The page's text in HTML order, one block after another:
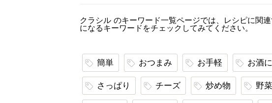
クラシル のキーワード一覧ページでは、レシピに関
になるキーワードをチェックしてみてください。
簡単 おつまみ お手軽 お酒
さっぱり チーズ 炒め物 野菜